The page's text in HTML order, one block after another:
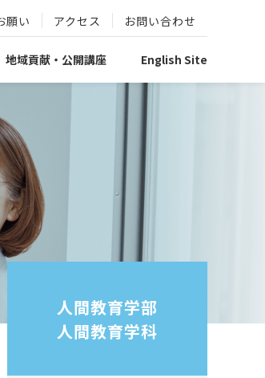
願い アクセス お問い合わせ
地域貢献・公開講座 English Site
人間教育学部
人間教育学科